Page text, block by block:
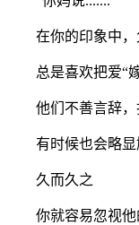
在你的印象中，
总是喜欢把爱“嫁
他们不善言辞，
有时候也会略显
久而久之
你就容易忽视他